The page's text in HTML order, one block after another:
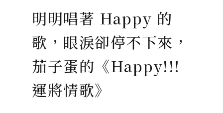
明明唱著 Happy 的
歌，眼淚卻停不下來，
茄子蛋的《Happy!!!
運將情歌》